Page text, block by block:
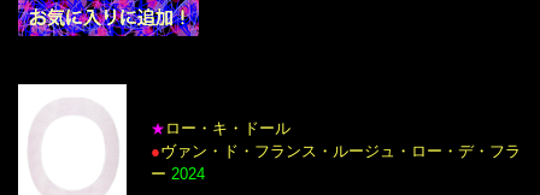
★ ロー・キ・ドール
●ヴァン・ド・フランス・ルージュ・ロー・デ・フラ
ー 2024